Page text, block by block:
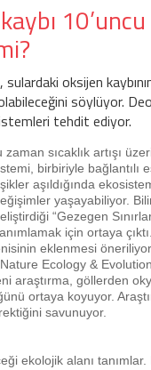
sulardaki oksijen
olabileceğini söylüyor.
tehdit ediyor.
sıcaklık artışı
birbiriyle bağlantılı
aşıldığında
yaşayabiliyor.
“Gezegen
için ortaya
eklenmesi
Ecology &
araştırma, göllerden
ortaya koyuyor.
savunuyor.
ekolojik alanı